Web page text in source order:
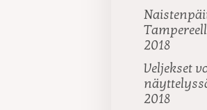
2018
Veljekset
2018